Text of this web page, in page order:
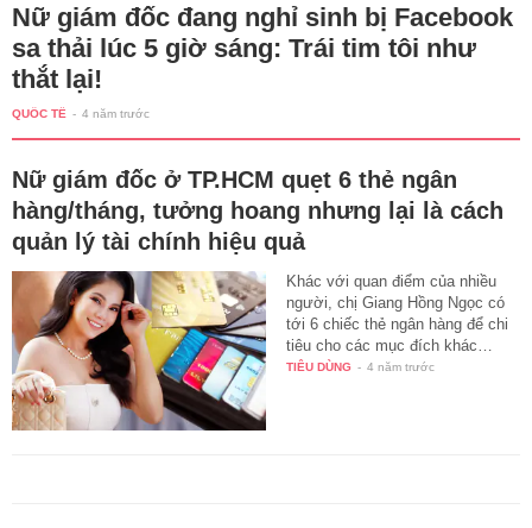
Nữ giám đốc đang nghỉ sinh bị Facebook
sa thải lúc 5 giờ sáng: Trái tim tôi như
thắt lại!
QUỐC TẾ - 4 năm trước
Nữ giám đốc ở TP.HCM quẹt 6 thẻ ngân
hàng/tháng, tưởng hoang nhưng lại là cách
quản lý tài chính hiệu quả
Khác với quan điểm của nhiều
người, chị Giang Hồng Ngọc có
tới 6 chiếc thẻ ngân hàng để chi
tiêu cho các mục đích khác…
TIÊU DÙNG - 4 năm trước